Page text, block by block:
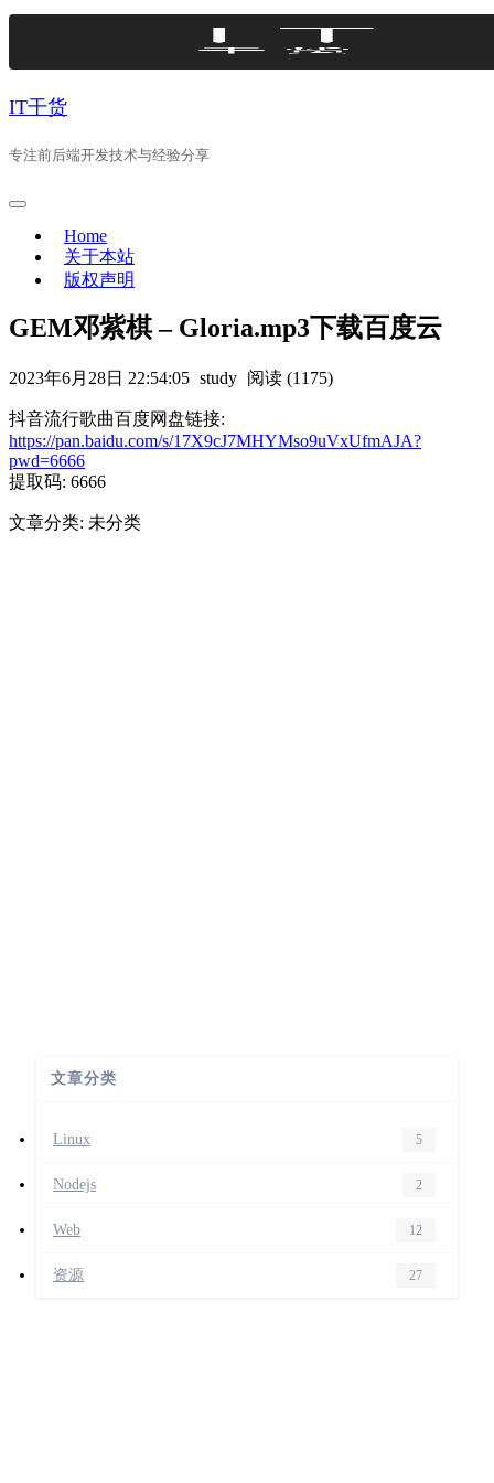
Skip
IT干货
专注前后端开发技术与经验分享
Home
关于本站
版权声明
GEM邓紫棋 – Gloria.mp3下载百度云
2023年6月28日 22:54:05 study 阅读 (1175)
抖音流行歌曲百度网盘链接:
https://pan.baidu.com/s/17X9cJ7MHYMso9uVxUfmAJA?
pwd=6666
提取码: 6666
文章分类: 未分类
文章分类
Linux 5
Nodejs 2
Web 12
资源 27